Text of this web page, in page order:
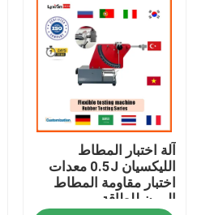
آلة اختبار المطاط
الليكسيان 0.5J معدات
اختبار مقاومة المطاط
المرن للطاقة